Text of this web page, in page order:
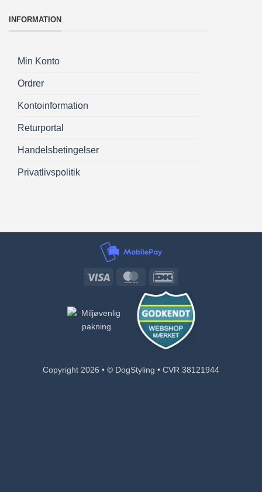
INFORMATION
Min Konto
Ordrer
Kontoinformation
Returportal
Handelsbetingelser
Privatlivspolitik
Visa MasterCard
Copyright 2026 • © DogStyling • CVR 38121944